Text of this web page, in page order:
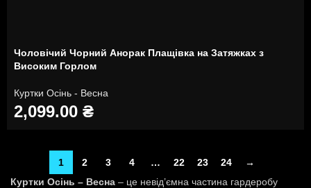
Чоловічий Чорний Анорак Плащівка на Затяжках з
Високим Горлом
Куртки Осінь - Весна
2,099.00 ₴
1 2 3 4 … 22 23 24
→
Куртки Осінь – Весна – це невід’ємна частина гардеробу